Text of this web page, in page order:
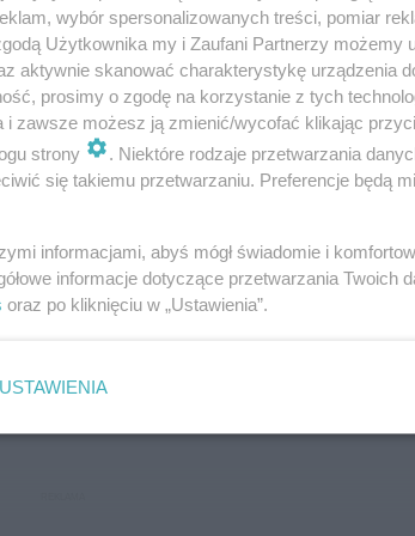
pokłosie fotografii modowej,
Twojego życia?
za młodu nasiąknie... Procesem
dizajn, moda, która jest przecież jego
te same zasady. Gotowy produkt
Z jednej strony mamy ekspresję,
technologicznych,
które będą miały wpływ na
się, by szala z kreatywnością
to możliwe tylko w przypadku
wybór spersonalizowanych treści, pomiar
Użytkownika my i Zaufani Partnerzy możemy
aktywnie skanować charakterystykę urządzenia
prosimy o zgodę na korzystanie z tych
i zawsze możesz ją zmienić/wycofać klikając
strony
. Niektóre rodzaje przetwarzania
się takiemu przetwarzaniu. Preferencje będą
informacjami, abyś mógł świadomie i
informacje dotyczące przetwarzania Twoich
oraz po kliknięciu w „Ustawienia”.
USTAWIENIA